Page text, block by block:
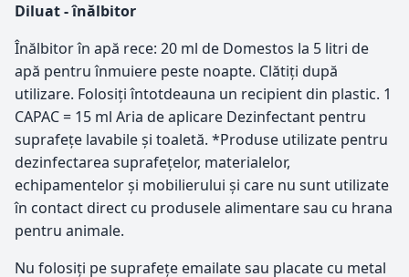
Diluat - înălbitor
Înălbitor în apă rece: 20 ml de Domestos la 5 litri de
apă pentru înmuiere peste noapte. Clătiți după
utilizare. Folosiţi întotdeauna un recipient din plastic. 1
CAPAC = 15 ml Aria de aplicare Dezinfectant pentru
suprafeţe lavabile și toaletă. *Produse utilizate pentru
dezinfectarea suprafețelor, materialelor,
echipamentelor și mobilierului și care nu sunt utilizate
în contact direct cu produsele alimentare sau cu hrana
pentru animale.
Nu folosiţi pe suprafeţe emailate sau placate cu metal